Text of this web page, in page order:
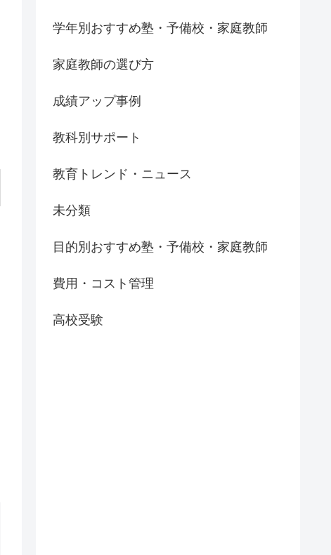
学年別おすすめ塾・予備校・家庭教師
家庭教師の選び方
成績アップ事例
教科別サポート
教育トレンド・ニュース
未分類
目的別おすすめ塾・予備校・家庭教師
費用・コスト管理
高校受験